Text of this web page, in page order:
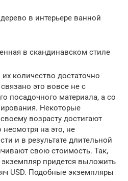
в интерьере ванной
в скандинавском стиле
количество достаточно
это вовсе не с
посадочного материала, а со
Некоторые
возрасту достигают
несмотря на это, не
и в результате длительной
свою стоимость. Так,
придется выложить
USD. Подобные экземпляры